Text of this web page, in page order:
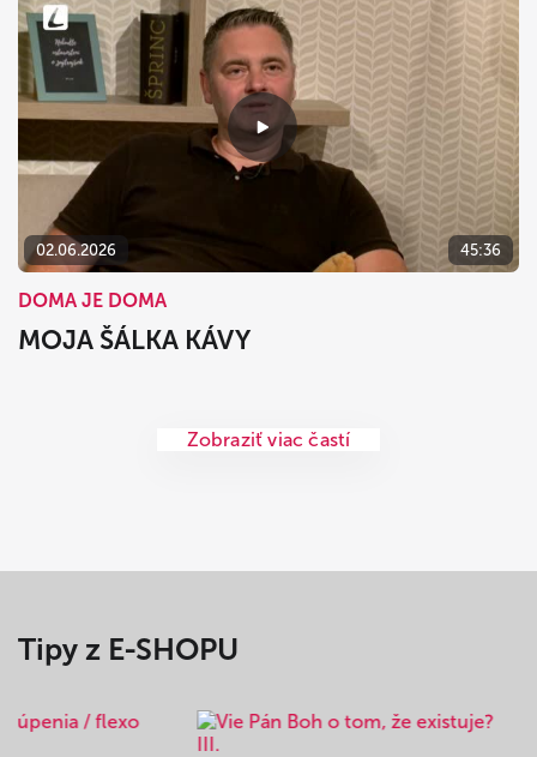
02.06.2026 45:36
DOMA JE DOMA
MOJA ŠÁLKA KÁVY
Zobraziť viac častí
Tipy z E-SHOPU